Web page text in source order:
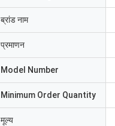
ब्रांड नाम
प्रमाणन
Model Number
Minimum Order Quantity
मूल्य